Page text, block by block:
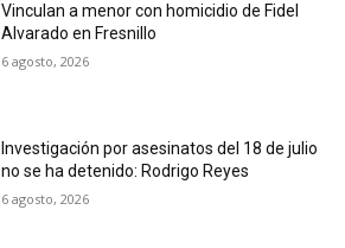
Vinculan a menor con homicidio de Fidel
Alvarado en Fresnillo
6 agosto, 2026
Investigación por asesinatos del 18 de julio
no se ha detenido: Rodrigo Reyes
6 agosto, 2026